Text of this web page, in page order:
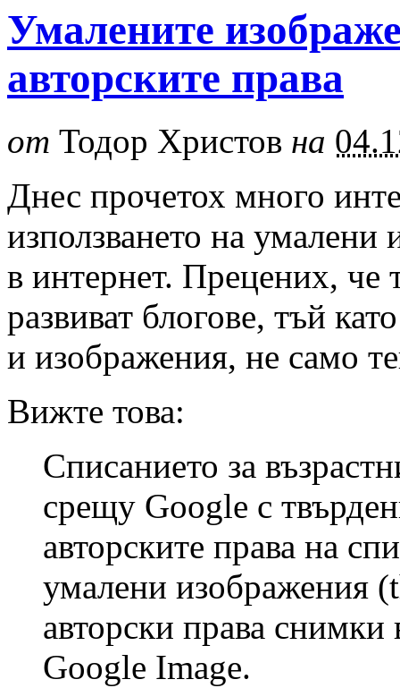
Умалените
авторските права
от Тодор Христов на
Днес прочетох много
използването на
в интернет. Прецених, че
развиват блогове, тъй
и изображения, не само
Вижте това:
Списанието за
срещу Google с
авторските права на
умалени изображения
авторски права снимки
Google Image.